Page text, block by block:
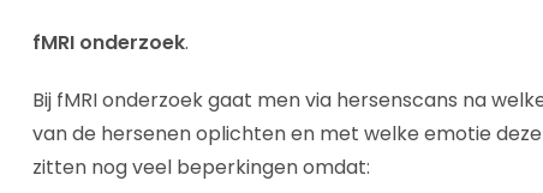
fMRI onderzoek.
Bij fMRI onderzoek gaat men via hersenscans na
van de hersenen oplichten en met welke emotie
zitten nog veel beperkingen omdat: